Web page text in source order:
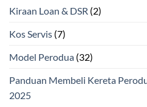
Kiraan Loan & DSR (2)
Kos Servis (7)
Model Perodua (32)
Panduan Membeli Kereta
2025